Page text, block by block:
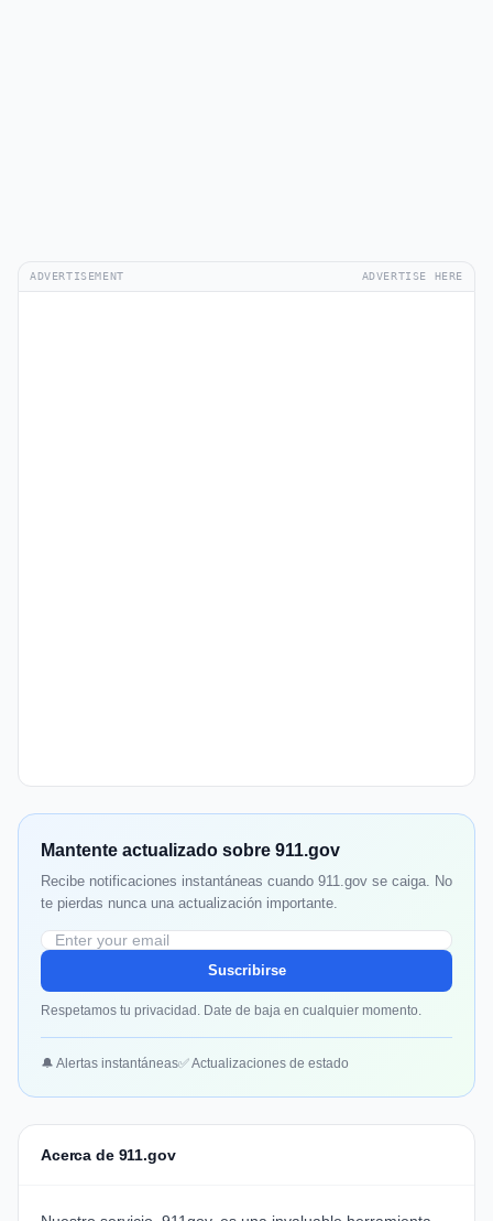
ADVERTISEMENT ADVERTISE HERE
Mantente actualizado sobre 911.gov
Recibe notificaciones instantáneas cuando 911.gov se caiga. No
te pierdas nunca una actualización importante.
Suscribirse
Respetamos tu privacidad. Date de baja en cualquier momento.
🔔 Alertas instantáneas✅ Actualizaciones de estado
Acerca de 911.gov